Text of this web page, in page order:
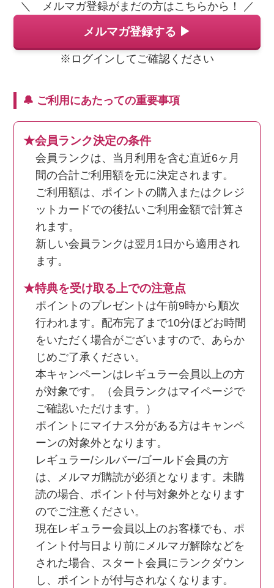
＼ メルマガ登録がまだの方はこちらから！ ／
メルマガ登録する ▶
※ログインしてご確認ください
🔔 ご利用にあたっての重要事項
★会員ランク決定の条件
会員ランクは、当月利用を含む直近6ヶ月
間の合計ご利用額を元に決定されます。
ご利用額は、ポイントの購入またはクレジ
ットカードでの後払いご利用金額で計算さ
れます。
新しい会員ランクは翌月1日から適用され
ます。
★特典を受け取る上での注意点
ポイントのプレゼントは午前9時から順次
行われます。配布完了まで10分ほどお時間
をいただく場合がございますので、あらか
じめご了承ください。
本キャンペーンはレギュラー会員以上の方
が対象です。（会員ランクはマイページで
ご確認いただけます。）
ポイントにマイナス分がある方はキャンペ
ーンの対象外となります。
レギュラー/シルバー/ゴールド会員の方
は、メルマガ購読が必須となります。未購
読の場合、ポイント付与対象外となります
のでご注意ください。
現在レギュラー会員以上のお客様でも、ポ
イント付与日より前にメルマガ解除などを
された場合、スタート会員にランクダウン
し、ポイントが付与されなくなります。